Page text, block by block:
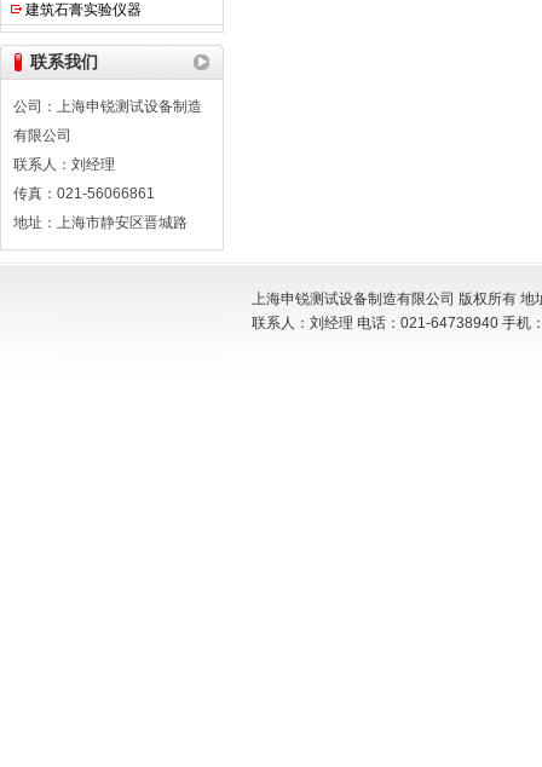
建筑石膏实验仪器
联系我们
公司：上海申锐测试设备制造
有限公司
联系人：刘经理
传真：021-56066861
地址：上海市静安区晋城路
上海申锐测试设备制造有限公司 版权所有
联系人：刘经理 电话：021-64738940 手